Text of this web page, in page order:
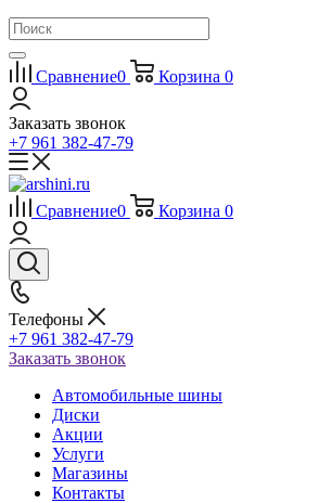
Сравнение0 Корзина 0
Заказать звонок
+7 961 382-47-79
Сравнение0 Корзина 0
Телефоны
+7 961 382-47-79
Заказать звонок
Автомобильные шины
Диски
Акции
Услуги
Магазины
Контакты